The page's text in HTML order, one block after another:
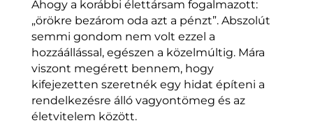
Ahogy a korábbi élettársam fogalmazott:
„örökre bezárom oda azt a pénzt”. Abszolút
semmi gondom nem volt ezzel a
hozzáállással, egészen a közelmúltig. Mára
viszont megérett bennem, hogy
kifejezetten szeretnék egy hidat építeni a
rendelkezésre álló vagyontömeg és az
életvitelem között.